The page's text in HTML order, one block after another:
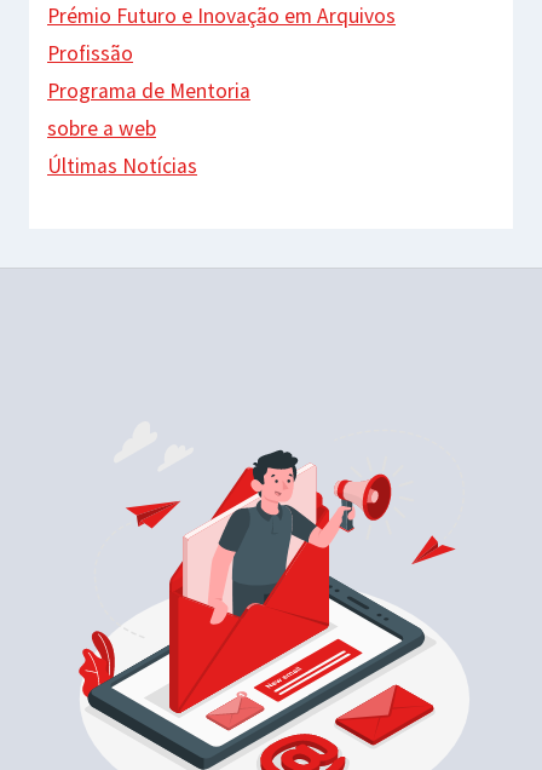
Prémio Futuro e Inovação em Arquivos
Profissão
Programa de Mentoria
sobre a web
Últimas Notícias